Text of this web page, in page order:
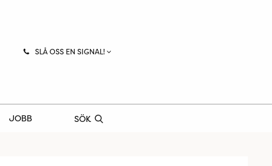
SLÅ OSS EN SIGNAL!
JOBB SÖK